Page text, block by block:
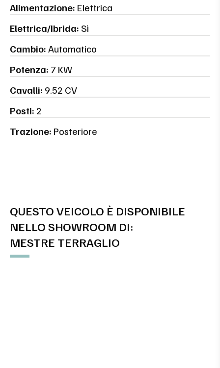
Alimentazione: Elettrica
Elettrica/Ibrida: Sì
Cambio:Automatico
Potenza: 7 KW
Cavalli: 9.52 CV
Posti: 2
Trazione: Posteriore
QUESTO VEICOLO È DISPONIBILE
NELLO SHOWROOM DI:
MESTRE TERRAGLIO